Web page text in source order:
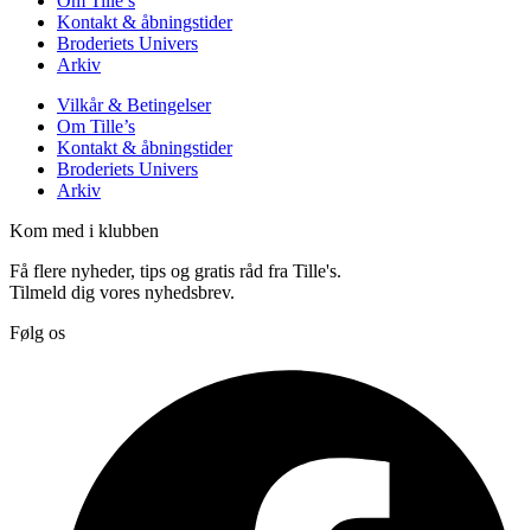
Kontakt & åbningstider
Broderiets Univers
Arkiv
Vilkår & Betingelser
Om Tille’s
Kontakt & åbningstider
Broderiets Univers
Arkiv
Kom med i klubben
Få flere nyheder, tips og gratis råd fra Tille's.
Tilmeld dig vores nyhedsbrev.
Følg os